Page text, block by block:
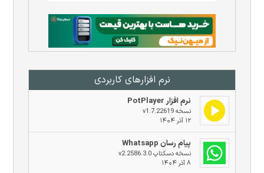
نرم افزار‌های کاربردی
نرم افزار PotPlayer
نسخه v1.7.22619
۱۲ آذر ۱۴۰۴
پیام رسان Whatsapp
نسخه دسکتاپ v2.2586.3.0
۸ آذر ۱۴۰۴